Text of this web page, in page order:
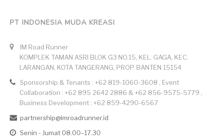
PT INDONESIA MUDA KREASI
IM Road Runner
KOMPLEK TAMAN ASRI BLOK G3 NO.15, KEL. GAGA, KEC.
LARANGAN, KOTA TANGERANG, PROP. BANTEN 15154
Sponsorship & Tenants : +62 819-1060-3608 , Event
Collaboration : +62 895 2642 2886 & +62 856-9575-5779 ,
Business Development : +62 859-4290-6567
partnership@imroadrunner.id
Senin - Jumat 08.00–17.30